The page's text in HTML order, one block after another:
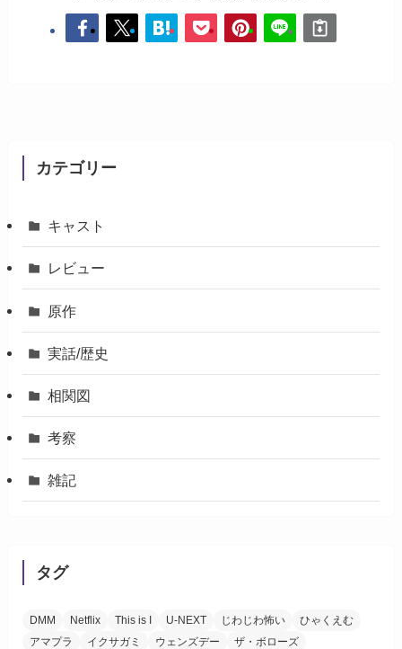
カテゴリー
キャスト
レビュー
原作
実話/歴史
相関図
考察
雑記
タグ
DMM Netflix This is I U-NEXT じわじわ怖い
ひゃくえむ
アマプラ
イクサガミ ウェンズデー
ザ・ボローズ